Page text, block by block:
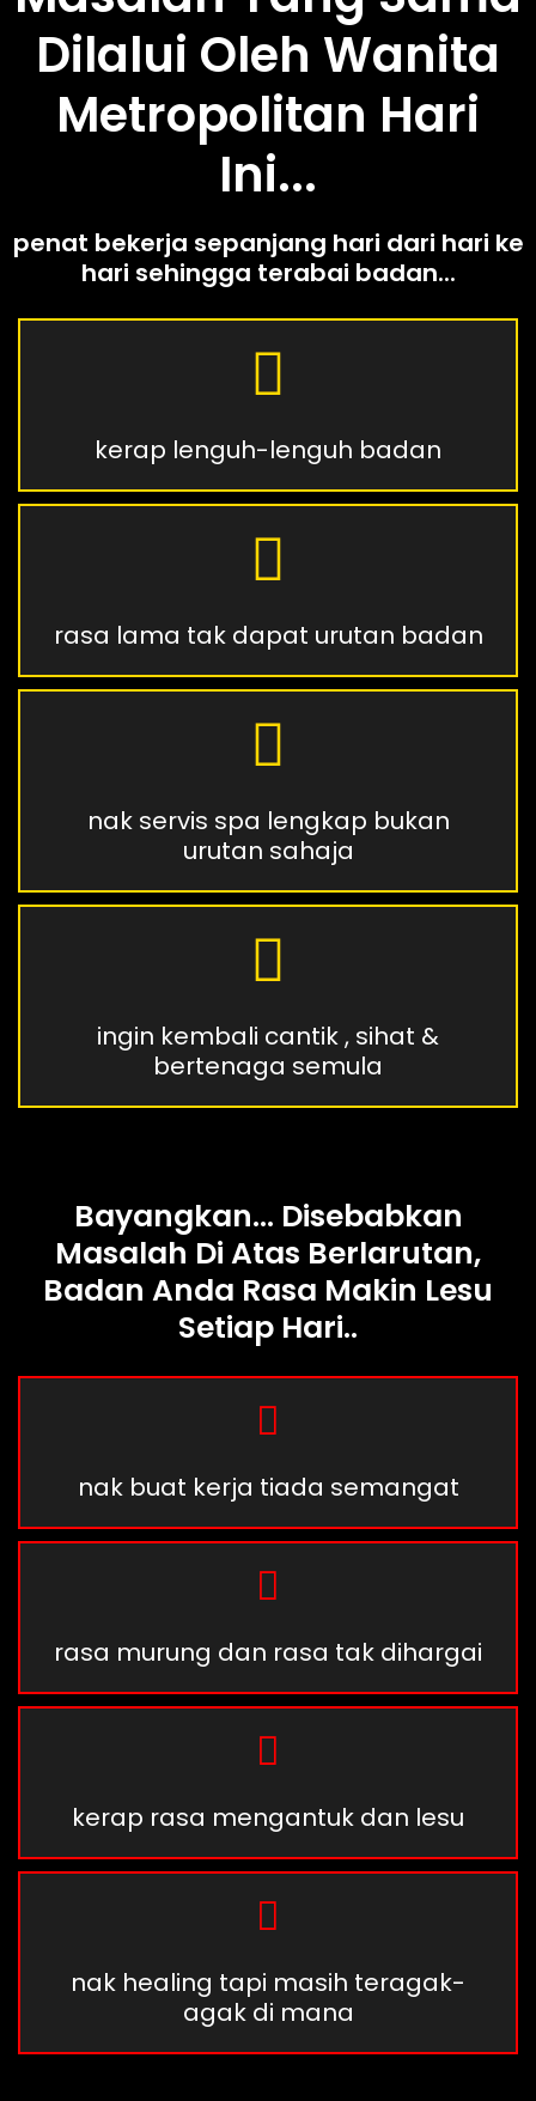
Dilalui Oleh Wanita
Metropolitan Hari
Ini...
penat bekerja sepanjang hari dari hari ke
hari sehingga terabai badan...
kerap lenguh-lenguh badan
rasa lama tak dapat urutan badan
nak servis spa lengkap bukan
urutan sahaja
ingin kembali cantik , sihat &
bertenaga semula
Bayangkan... Disebabkan
Masalah Di Atas Berlarutan,
Badan Anda Rasa Makin Lesu
Setiap Hari..
nak buat kerja tiada semangat
rasa murung dan rasa tak dihargai
kerap rasa mengantuk dan lesu
nak healing tapi masih teragak-
agak di mana